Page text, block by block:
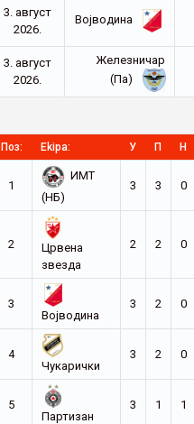
3. август
2026.
Војводина
3. август
2026.
Железничар
(Па)
Поз: Ekipa: У П Н
1
ИМТ
(НБ)
3 3 0
2
Црвена
звезда
2 2 0
3
Војводина
3 2 0
4
Чукарички
3 2 0
5
Партизан
3 1 1